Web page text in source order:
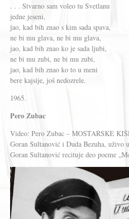
. . . Stvarno sam voleo tu Svetlanu
jedne jeseni,
jao, kad bih znao s kim sada spava,
ne bi mu glava, ne bi mu glava,
jao, kad bih znao ko je sada ljubi,
ne bi mu zubi, ne bi mu zubi,
jao, kad bih znao ko to u meni
bere kajsije, još nedozrele.
1965.
Pero Zubac
Video: Pero Zubac – MOSTARSKE
Goran Sultanović i Duda Bezuha, uživo
Goran Sultanović recituje deo poeme